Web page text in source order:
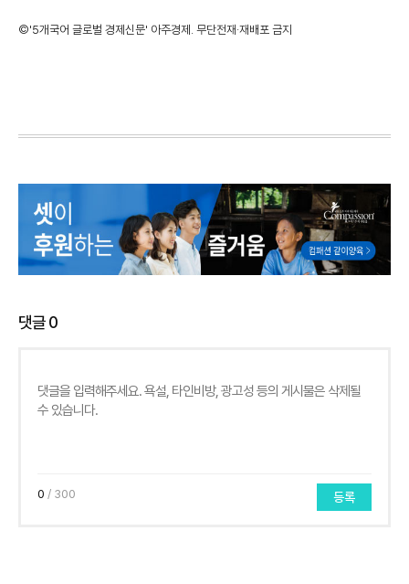
©'5개국어 글로벌 경제신문' 아주경제. 무단전재·재배포 금지
댓글0
0 / 300 등록